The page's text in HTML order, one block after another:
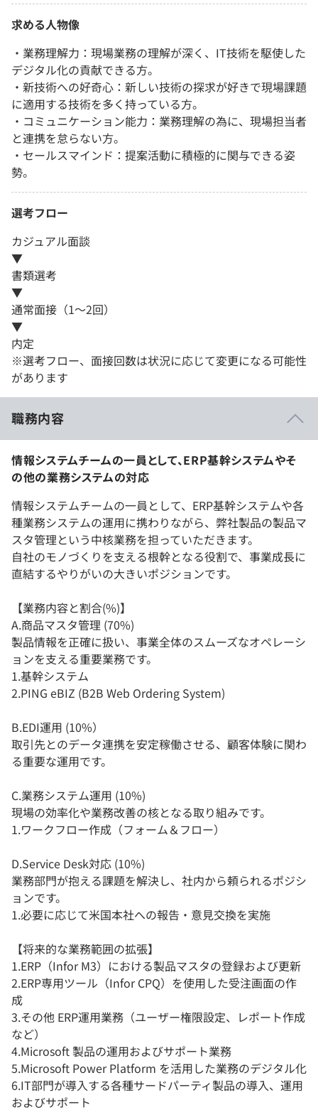
求める人物像
・業務理解力：現場業務の理解が深く、IT技術を駆使した
デジタル化の貢献できる方。
・新技術への好奇心：新しい技術の探求が好きで現場課題
に適用する技術を多く持っている方。
・コミュニケーション能力：業務理解の為に、現場担当者
と連携を怠らない方。
・セールスマインド：提案活動に積極的に関与できる姿
勢。
選考フロー
カジュアル面談
▼
書類選考
▼
通常面接（1～2回）
▼
内定
※選考フロー、面接回数は状況に応じて変更になる可能性
があります
職務内容
情報システムチームの一員として、ERP基幹システムやそ
の他の業務システムの対応
情報システムチームの一員として、ERP基幹システムや各
種業務システムの運用に携わりながら、弊社製品の製品マ
スタ管理という中核業務を担っていただきます。
自社のモノづくりを支える根幹となる役割で、事業成長に
直結するやりがいの大きいポジションです。
【業務内容と割合(%)】
A.商品マスタ管理 (70%)
製品情報を正確に扱い、事業全体のスムーズなオペレーシ
ョンを支える重要業務です。
1.基幹システム
2.PING eBIZ (B2B Web Ordering System)
B.EDI運用 (10%）
取引先とのデータ連携を安定稼働させる、顧客体験に関わ
る重要な運用です。
C.業務システム運用 (10%)
現場の効率化や業務改善の核となる取り組みです。
1.ワークフロー作成（フォーム＆フロー）
D.Service Desk対応 (10%)
業務部門が抱える課題を解決し、社内から頼られるポジシ
ョンです。
1.必要に応じて米国本社への報告・意見交換を実施
【将来的な業務範囲の拡張】
1.ERP（Infor M3）における製品マスタの登録および更新
2.ERP専用ツール（Infor CPQ）を使用した受注画面の作
成
3.その他 ERP運用業務（ユーザー権限設定、レポート作成
など）
4.Microsoft 製品の運用およびサポート業務
5.Microsoft Power Platform を活用した業務のデジタル化
6.IT部門が導入する各種サードパーティ製品の導入、運用
およびサポート